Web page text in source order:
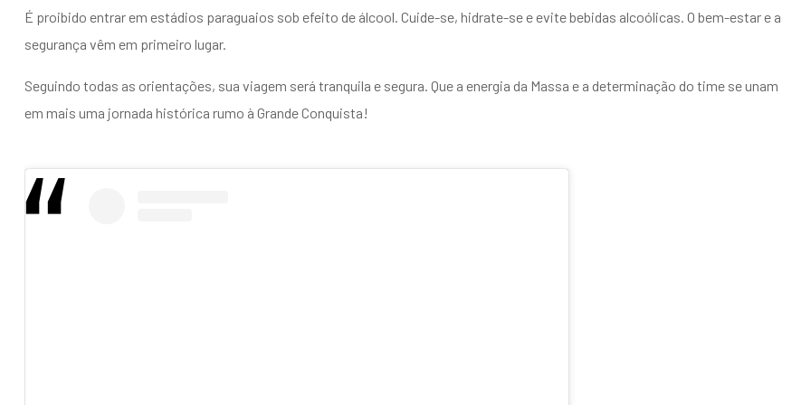
É proibido entrar em estádios paraguaios sob efeito de álcool. Cuide-se, hidrate-se e evite bebidas alcoólicas. O bem-estar e a
segurança vêm em primeiro lugar.
Seguindo todas as orientações, sua viagem será tranquila e segura. Que a energia da Massa e a determinação do time se unam
em mais uma jornada histórica rumo à Grande Conquista!